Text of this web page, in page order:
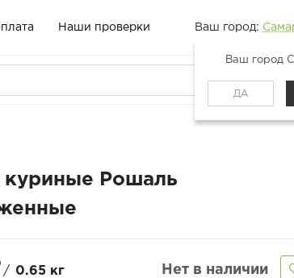
Наши проверки Ваш город:
Ваш город
ДА
куриные Рошаль
0.65 кг Нет в наличии